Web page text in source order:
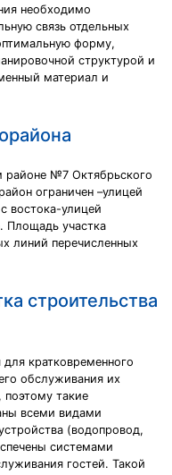
необходимо
связь отдельных
форму,
структурой и
материал и
№7 Октябрьского
ограничен –улицей
востока-улицей
Площадь участка
линий перечисленных
строительства
для кратковременного
обслуживания их
поэтому такие
всеми видами
(водопровод,
системами
гостей. Такой